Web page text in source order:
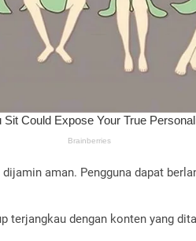
aman. Pengguna dapat
terjangkau dengan konten yang